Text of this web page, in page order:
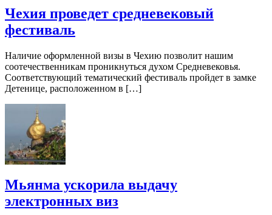
Чехия проведет средневековый
фестиваль
Наличие оформленной визы в Чехию позволит нашим
соотечественникам проникнуться духом Средневековья.
Соответствующий тематический фестиваль пройдет в замке
Детенице, расположенном в […]
Мьянма ускорила выдачу
электронных виз